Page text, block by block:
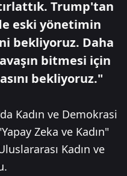
Trump'tan
eski yönetimin
bekliyoruz. Daha
bitmesi için
bekliyoruz."
Kadın ve Demokrasi
Zeka ve Kadın"
Kadın ve